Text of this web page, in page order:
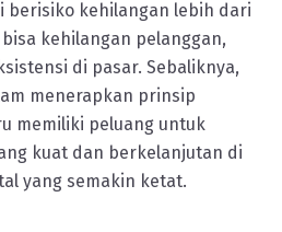
berisiko kehilangan lebih dari
kehilangan pelanggan,
di pasar. Sebaliknya,
menerapkan prinsip
memiliki peluang untuk
kuat dan berkelanjutan di
yang semakin ketat.